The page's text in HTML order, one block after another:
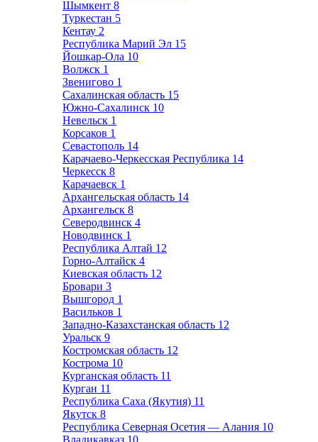
Шымкент 8
Туркестан 5
Кентау 2
Республика Марий Эл 15
Йошкар-Ола 10
Волжск 1
Звенигово 1
Сахалинская область 15
Южно-Сахалинск 10
Невельск 1
Корсаков 1
Севастополь 14
Карачаево-Черкесская Республика 14
Черкесск 8
Карачаевск 1
Архангельская область 14
Архангельск 8
Северодвинск 4
Новодвинск 1
Республика Алтай 12
Горно-Алтайск 4
Киевская область 12
Бровари 3
Вышгород 1
Васильков 1
Западно-Казахстанская область 12
Уральск 9
Костромская область 12
Кострома 10
Курганская область 11
Курган 11
Республика Саха (Якутия) 11
Якутск 8
Республика Северная Осетия — Алания 10
Владикавказ 10